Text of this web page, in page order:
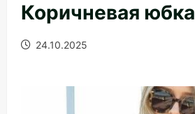
Коричневая юбка
24.10.2025